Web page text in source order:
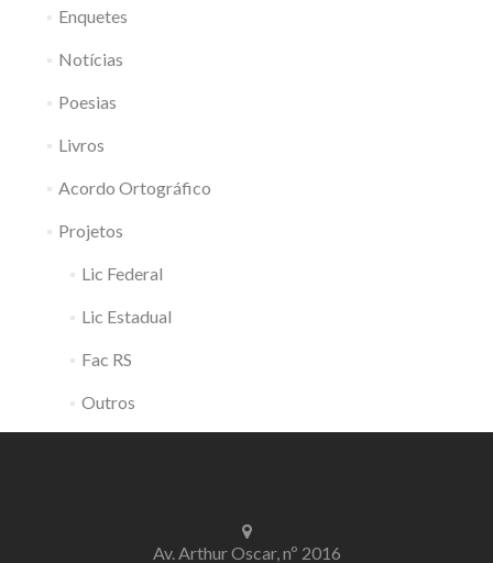
Enquetes
Notícias
Poesias
Livros
Acordo Ortográfico
Projetos
Lic Federal
Lic Estadual
Fac RS
Outros
Av. Arthur Oscar, nº 2016